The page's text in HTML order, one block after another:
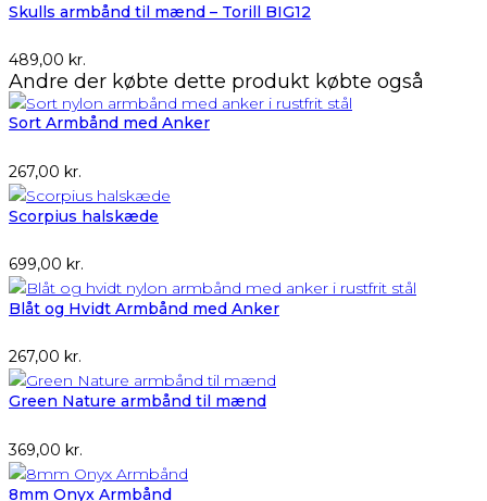
Skulls armbånd til mænd – Torill BIG12
489,00 kr.
Andre der købte dette produkt købte også
Sort Armbånd med Anker
267,00 kr.
Scorpius halskæde
699,00 kr.
Blåt og Hvidt Armbånd med Anker
267,00 kr.
Green Nature armbånd til mænd
369,00 kr.
8mm Onyx Armbånd